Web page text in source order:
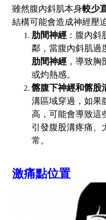
雖然腹內斜肌本身較少
結構可能會造成神經壓
肋間神經 ：腹內
鄰，當腹內斜肌過
肋間神經 ，導致
或灼熱感。
髂腹下神經和髂股
溝區域穿過，如果
高，可能會導致這
引發腹股溝疼痛、
常。
激痛點位置